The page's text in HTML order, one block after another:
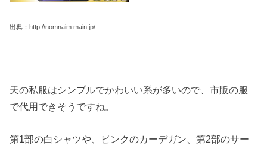
出典：http://nomnaim.main.jp/
天の私服はシンプルでかわいい系が多いので、市販の服
で代用できそうですね。
第1部の白シャツや、ピンクのカーデガン、第2部のサー